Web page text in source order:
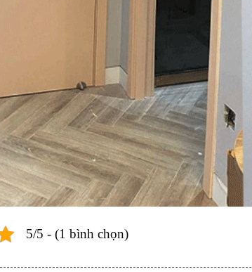
5/5 - (1 bình chọn)